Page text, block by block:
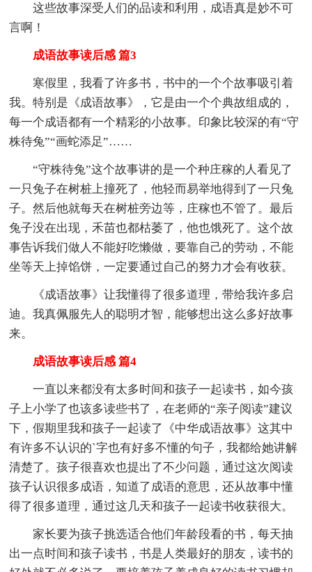
这些故事深受人们的品读和利用，成语真是妙不可
言啊！
成语故事读后感 篇3
寒假里，我看了许多书，书中的一个个故事吸引着
我。特别是《成语故事》，它是由一个个典故组成的，
每一个成语都有一个精彩的小故事。印象比较深的有“守
株待兔”“画蛇添足”……
“守株待兔”这个故事讲的是一个种庄稼的人看见了
一只兔子在树桩上撞死了，他轻而易举地得到了一只兔
子。然后他就每天在树桩旁边等，庄稼也不管了。最后
兔子没在出现，禾苗也都枯萎了，他也饿死了。这个故
事告诉我们做人不能好吃懒做，要靠自己的劳动，不能
坐等天上掉馅饼，一定要通过自己的努力才会有收获。
《成语故事》让我懂得了很多道理，带给我许多启
迪。我真佩服先人的聪明才智，能够想出这么多好故事
来。
成语故事读后感 篇4
一直以来都没有太多时间和孩子一起读书，如今孩
子上小学了也该多读些书了，在老师的“亲子阅读”建议
下，假期里我和孩子一起读了《中华成语故事》这其中
有许多不认识的`字也有好多不懂的句子，我都给她讲解
清楚了。孩子很喜欢也提出了不少问题，通过这次阅读
孩子认识很多成语，知道了成语的意思，还从故事中懂
得了很多道理，通过这几天和孩子一起读书收获很大。
家长要为孩子挑选适合他们年龄段看的书，每天抽
出一点时间和孩子读书，书是人类最好的朋友，读书的